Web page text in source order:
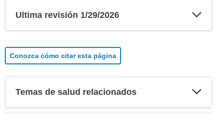
Ultima revisión 1/29/2026
Conozca cómo citar esta página
Temas de salud relacionados